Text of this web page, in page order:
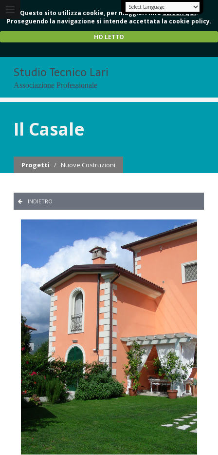
Questo sito utilizza cookie, per maggiori infoCLICCA QUI.
Proseguendo la navigazione si intende accettata la cookie policy.
HO LETTO
Studio Tecnico Lari
Associazione Professionale
Il Casale
Progetti / Nuove Costruzioni
INDIETRO